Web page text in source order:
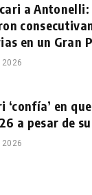
a
en un Gran
2026
‘confía’ en
a pesar de
2026